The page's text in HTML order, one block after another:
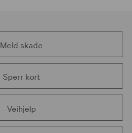
Meld skade
Sperr kort
Veihjelp